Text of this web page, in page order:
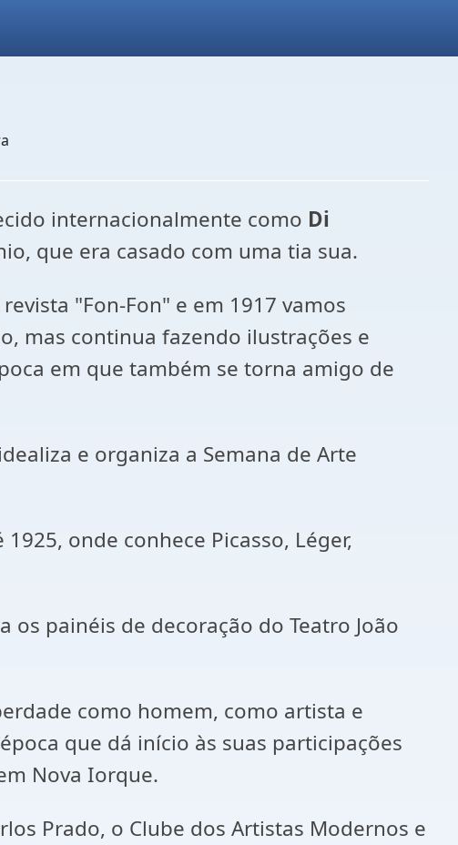
internacionalmente como Di
que era casado com uma tia sua.
"Fon-Fon" e em 1917 vamos
mas continua fazendo ilustrações e
em que também se torna amigo de
e organiza a Semana de Arte
onde conhece Picasso, Léger,
painéis de decoração do Teatro João
como homem, como artista e
que dá início às suas participações
Nova Iorque.
Prado, o Clube dos Artistas Modernos e